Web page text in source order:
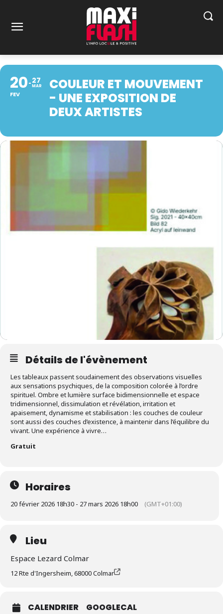
20
FEV
27
MAR
COULEUR ET MOUVEMENT
- UNE EXPOSITION DE
DEUX ARTISTES
Détails de l'évènement
Les tableaux passent soudainement des observations visuelles
aux sensations psychiques, de la composition colorée à l’ordre
spirituel. Ombre et lumière surface bidimensionnelle et espace
tridimensionnel, dissimulation et révélation, irritation et
apaisement, dynamisme et stabilisation : les couches de couleur
sont aussi des couches d’existence, à maintenir dans l’équilibre du
vivant. Une expérience à vivre…
Gratuit
Horaires
20 février 2026 18h30 - 27 mars 2026 18h00 (GMT+01:00)
Lieu
Espace Lezard Colmar
12 Rte d'Ingersheim, 68000 Colmar
CALENDRIER GOOGLECAL